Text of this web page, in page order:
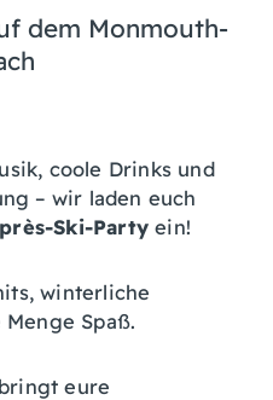
dem Monmouth-
coole Drinks und
– wir laden euch
Ski-Party ein!
winterliche
Spaß.
eure